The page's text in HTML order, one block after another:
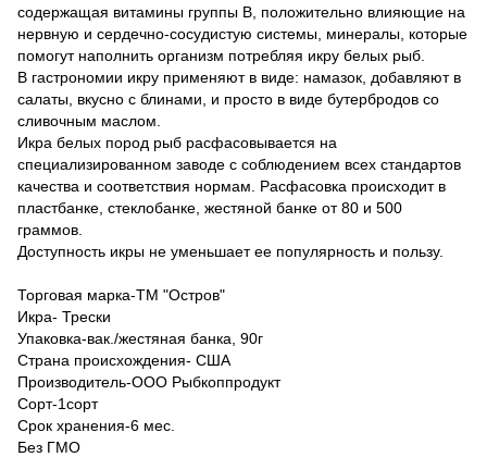
содержащая витамины группы В, положительно влияющие на
нервную и сердечно-сосудистую системы, минералы, которые
помогут наполнить организм потребляя икру белых рыб.
В гастрономии икру применяют в виде: намазок, добавляют в
салаты, вкусно с блинами, и просто в виде бутербродов со
сливочным маслом.
Икра белых пород рыб расфасовывается на
специализированном заводе с соблюдением всех стандартов
качества и соответствия нормам. Расфасовка происходит в
пластбанке, стеклобанке, жестяной банке от 80 и 500
граммов.
Доступность икры не уменьшает ее популярность и пользу.
Торговая марка-ТМ "Остров"
Икра- Трески
Упаковка-вак./жестяная банка, 90г
Страна происхождения- США
Производитель-ООО Рыбкоппродукт
Сорт-1сорт
Срок хранения-6 мес.
Без ГМО